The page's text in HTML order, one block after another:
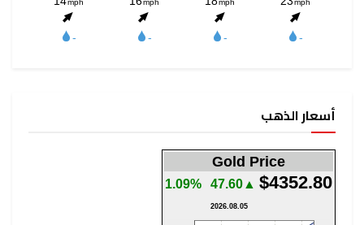
أسعار الذهب
Gold Price
$4352.80
▲47.60
1.09%
2026.08.05